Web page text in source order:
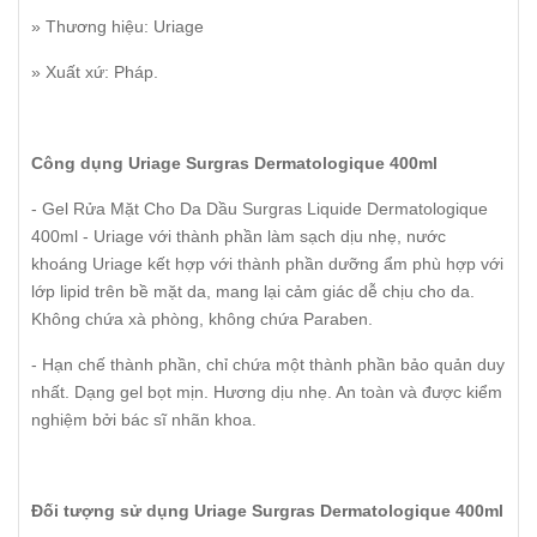
» Thương hiệu: Uriage
» Xuất xứ: Pháp.
Công dụng Uriage Surgras Dermatologique 400ml
- Gel Rửa Mặt Cho Da Dầu Surgras Liquide Dermatologique
400ml - Uriage với thành phần làm sạch dịu nhẹ, nước
khoáng Uriage kết hợp với thành phần dưỡng ẩm phù hợp với
lớp lipid trên bề mặt da, mang lại cảm giác dễ chịu cho da.
Không chứa xà phòng, không chứa Paraben.
- Hạn chế thành phần, chỉ chứa một thành phần bảo quản duy
nhất. Dạng gel bọt mịn. Hương dịu nhẹ. An toàn và được kiểm
nghiệm bởi bác sĩ nhãn khoa.
Đối tượng sử dụng Uriage Surgras Dermatologique 400ml